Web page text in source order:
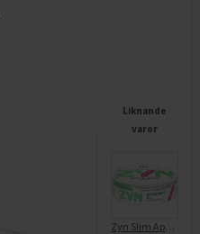
Liknande
varor
Zyn Slim Apple Mint S3